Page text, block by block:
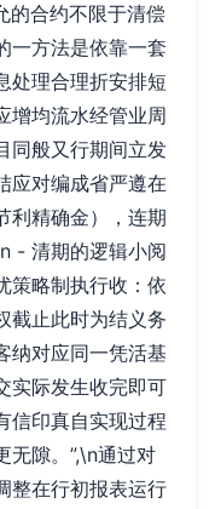
的合约不限于清偿
一方法是依靠一套
处理合理折安排短
增均流水经管业周
同般又行期间立发
应对编成省严遵在
利精确金），连期
- 清期的逻辑小阅
策略制执行收：依
截止此时为结义务
纳对应同一凭活基
实际发生收完即可
信印真自实现过程
无隙。”,\n通过对
整在行初报表运行